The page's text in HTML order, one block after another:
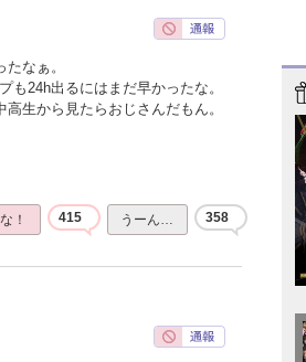
なぁ。
も24h出るにはまだ早かったな。
生から見たらおじさんだもん。
！ 415 うーん… 358